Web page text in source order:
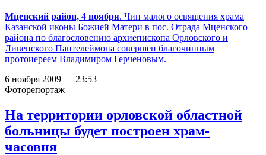
Мценский район, 4 ноября. Чин малого освящения храма
Казанской иконы Божией Матери в пос. Отрада Мценского
района по благословению архиепископа Орловского и
Ливенского Пантелеймона совершен благочинным
протоиереем Владимиром Герченовым.
6 ноября 2009 — 23:53
Фоторепортаж
На территории орловской областной
больницы будет построен храм-
часовня